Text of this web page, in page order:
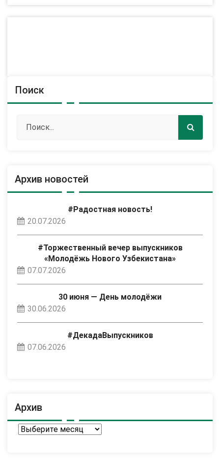
Поиск
Архив новостей
#Радостная новость!
20.07.2026
#Торжественный вечер выпускников
«Молодёжь Нового Узбекистана»
07.07.2026
30 июня — День молодёжи
30.06.2026
#ДекадаВыпускников
07.06.2026
Архив
Архив